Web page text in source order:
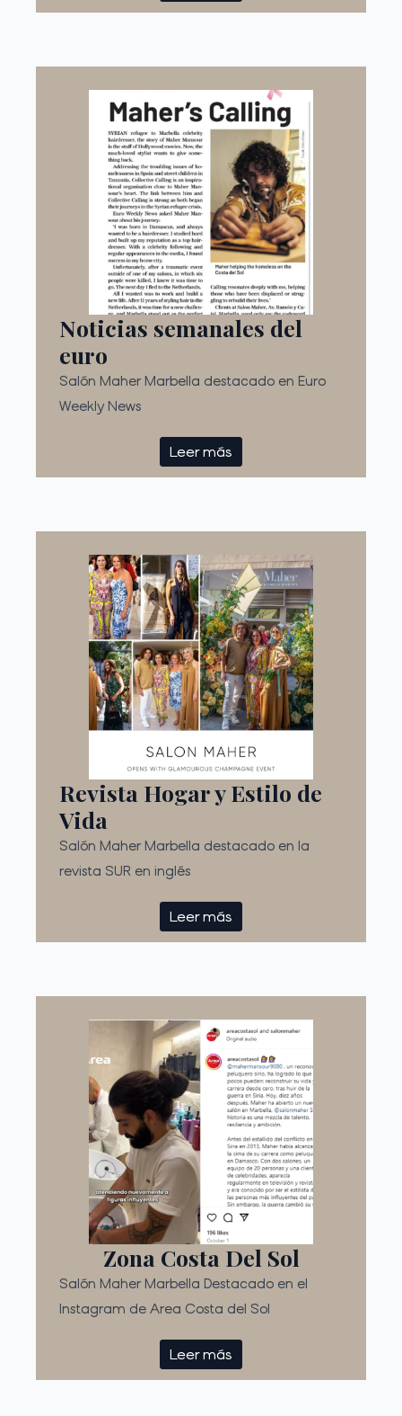
Noticias semanales del
euro
Salón Maher Marbella destacado en Euro
Weekly News
Leer más
Revista Hogar y Estilo de
Vida
Salón Maher Marbella destacado en la
revista SUR en inglés
Leer más
Zona Costa Del Sol
Salón Maher Marbella Destacado en el
Instagram de Area Costa del Sol
Leer más